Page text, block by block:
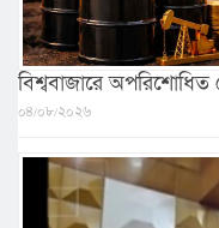
বিশ্ববাজারে
০৪/০৮/২০২৬